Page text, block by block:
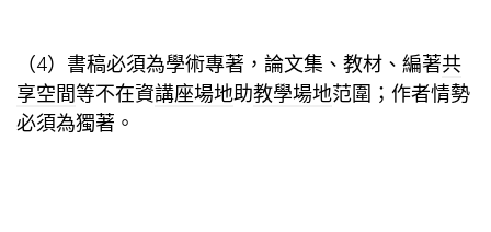
（4）書稿必須為學術專著，論文集、教材、編著共
享空間等不在資講座場地助教學場地范圍；作者情勢
必須為獨著。